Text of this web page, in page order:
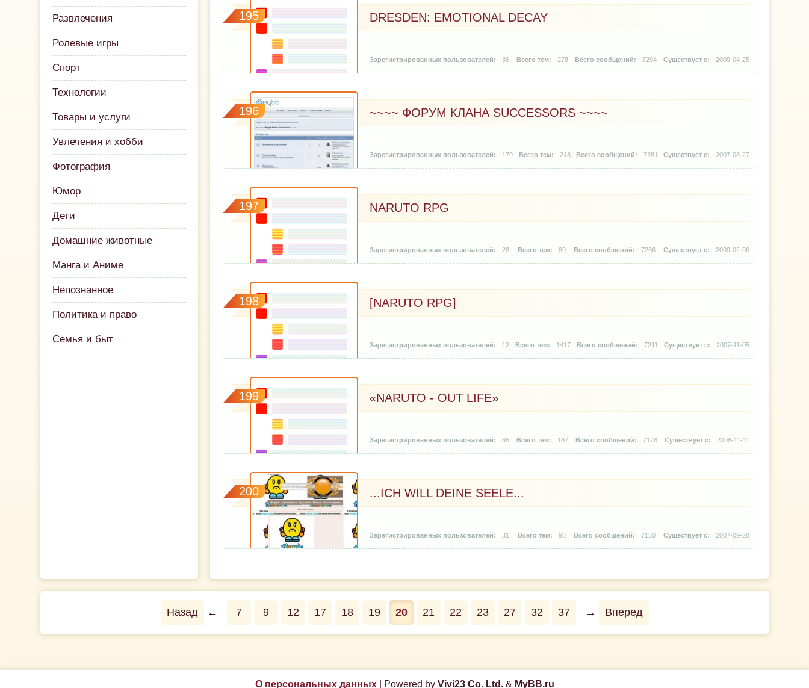
Развлечения
Ролевые игры
Спорт
Технологии
Товары и услуги
Увлечения и хобби
Фотография
Юмор
Дети
Домашние животные
Манга и Аниме
Непознанное
Политика и право
Семья и быт
195 DRESDEN: EMOTIONAL DECAY
36 278 7294 2009-04-25
196 ~~~~ ФОРУМ КЛАНА SUCCESSORS ~~~~
179 218 7281 2007-08-27
197 NARUTO RPG
28 80 7266 2009-02-06
198 [NARUTO RPG]
12 1417 7211 2007-11-05
199 «NARUTO - OUT LIFE»
65 187 7178 2008-11-11
200 ...ICH WILL DEINE SEELE...
31 98 7150 2007-09-28
Назад ← 7 9 12 17 18 19 20 21 22 23 27 32 37 → Вперед
О персональных данных| Powered by Vivi23 Co. Ltd.& MyBB.ru